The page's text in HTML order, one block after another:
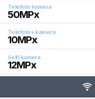
Telefoto kamera
50MPx
Telefoto+ kamera
10MPx
Selfi kamera
12MPx